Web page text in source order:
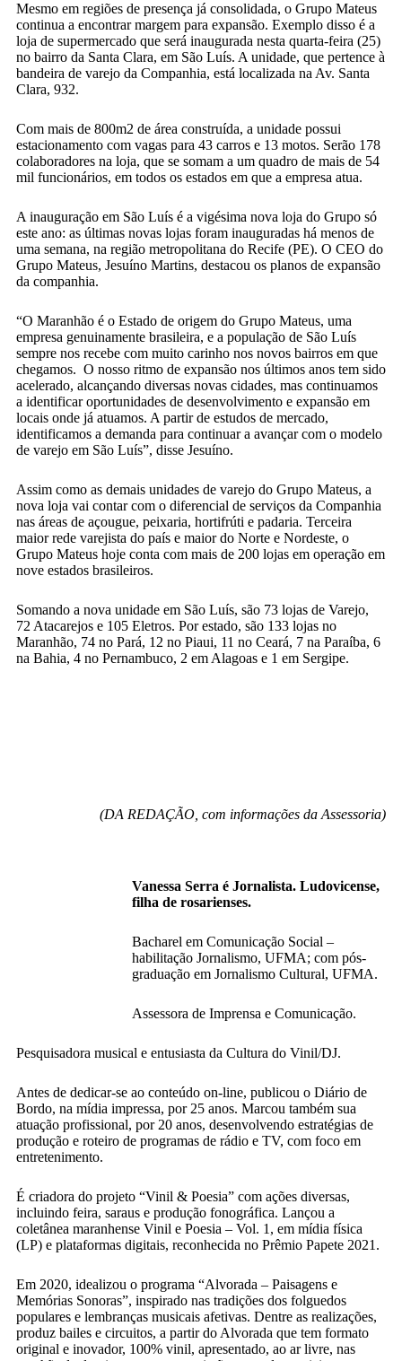
Mesmo em regiões de presença já consolidada, o Grupo Mateus
continua a encontrar margem para expansão. Exemplo disso é a
loja de supermercado que será inaugurada nesta quarta-feira (25)
no bairro da Santa Clara, em São Luís. A unidade, que pertence à
bandeira de varejo da Companhia, está localizada na Av. Santa
Clara, 932.
Com mais de 800m2 de área construída, a unidade possui
estacionamento com vagas para 43 carros e 13 motos. Serão 178
colaboradores na loja, que se somam a um quadro de mais de 54
mil funcionários, em todos os estados em que a empresa atua.
A inauguração em São Luís é a vigésima nova loja do Grupo só
este ano: as últimas novas lojas foram inauguradas há menos de
uma semana, na região metropolitana do Recife (PE). O CEO do
Grupo Mateus, Jesuíno Martins, destacou os planos de expansão
da companhia.
“O Maranhão é o Estado de origem do Grupo Mateus, uma
empresa genuinamente brasileira, e a população de São Luís
sempre nos recebe com muito carinho nos novos bairros em que
chegamos. O nosso ritmo de expansão nos últimos anos tem sido
acelerado, alcançando diversas novas cidades, mas continuamos
a identificar oportunidades de desenvolvimento e expansão em
locais onde já atuamos. A partir de estudos de mercado,
identificamos a demanda para continuar a avançar com o modelo
de varejo em São Luís”, disse Jesuíno.
Assim como as demais unidades de varejo do Grupo Mateus, a
nova loja vai contar com o diferencial de serviços da Companhia
nas áreas de açougue, peixaria, hortifrúti e padaria. Terceira
maior rede varejista do país e maior do Norte e Nordeste, o
Grupo Mateus hoje conta com mais de 200 lojas em operação em
nove estados brasileiros.
Somando a nova unidade em São Luís, são 73 lojas de Varejo,
72 Atacarejos e 105 Eletros. Por estado, são 133 lojas no
Maranhão, 74 no Pará, 12 no Piaui, 11 no Ceará, 7 na Paraíba, 6
na Bahia, 4 no Pernambuco, 2 em Alagoas e 1 em Sergipe.
(DA REDAÇÃO, com informações da Assessoria)
Vanessa Serra é Jornalista. Ludovicense,
filha de rosarienses.
Bacharel em Comunicação Social –
habilitação Jornalismo, UFMA; com pós-
graduação em Jornalismo Cultural, UFMA.
Assessora de Imprensa e Comunicação.
Pesquisadora musical e entusiasta da Cultura do Vinil/DJ.
Antes de dedicar-se ao conteúdo on-line, publicou o Diário de
Bordo, na mídia impressa, por 25 anos. Marcou também sua
atuação profissional, por 20 anos, desenvolvendo estratégias de
produção e roteiro de programas de rádio e TV, com foco em
entretenimento.
É criadora do projeto “Vinil & Poesia” com ações diversas,
incluindo feira, saraus e produção fonográfica. Lançou a
coletânea maranhense Vinil e Poesia – Vol. 1, em mídia física
(LP) e plataformas digitais, reconhecida no Prêmio Papete 2021.
Em 2020, idealizou o programa “Alvorada – Paisagens e
Memórias Sonoras”, inspirado nas tradições dos folguedos
populares e lembranças musicais afetivas. Dentre as realizações,
produz bailes e circuitos, a partir do Alvorada que tem formato
original e inovador, 100% vinil, apresentado, ao ar livre, nas